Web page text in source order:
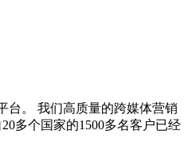
台。 我们高质量的跨媒体营销
多个国家的1500多名客户已经